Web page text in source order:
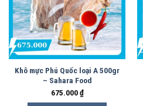
Khô mực Phú Quốc loại A 500gr
– Sahara Food
675.000₫